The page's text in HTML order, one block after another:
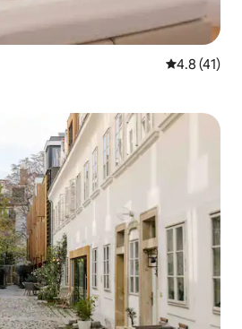
औसत रेटिंग 5
4.8 (41)